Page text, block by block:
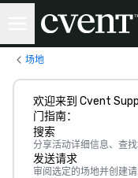
场地
欢迎来到 Cvent
门指南：
搜索
分享活动详细信息、查
发送请求
审阅选定的场地并创建